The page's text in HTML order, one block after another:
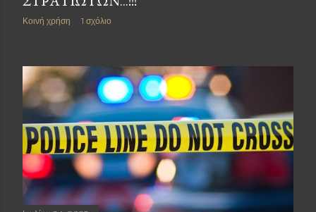
Κοινή χρήση 1 σχόλιο